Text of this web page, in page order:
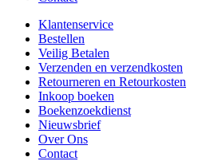
Klantenservice
Bestellen
Veilig Betalen
Verzenden en verzendkosten
Retourneren en Retourkosten
Inkoop boeken
Boekenzoekdienst
Nieuwsbrief
Over Ons
Contact